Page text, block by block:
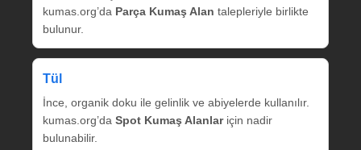
kumas.org’da Parça Kumaş Alan talepleriyle birlikte
bulunur.
Tül
İnce, organik doku ile gelinlik ve abiyelerde kullanılır.
kumas.org’da Spot Kumaş Alanlariçin nadir
bulunabilir.